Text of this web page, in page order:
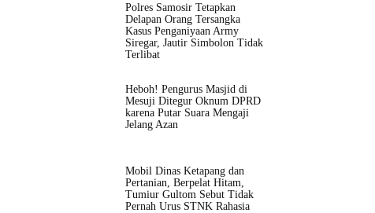
Polres Samosir Tetapkan
Delapan Orang Tersangka
Kasus Penganiyaan Army
Siregar, Jautir Simbolon Tidak
Terlibat
Heboh! Pengurus Masjid di
Mesuji Ditegur Oknum DPRD
karena Putar Suara Mengaji
Jelang Azan
Mobil Dinas Ketapang dan
Pertanian, Berpelat Hitam,
Tumiur Gultom Sebut Tidak
Pernah Urus STNK Rahasia